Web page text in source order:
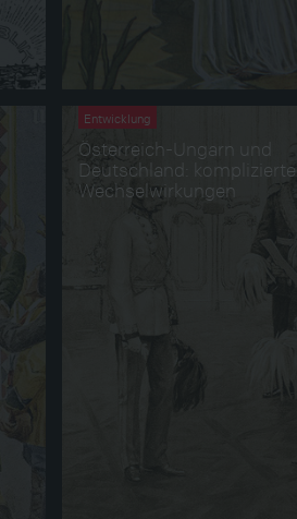
Entwicklung
Österreich-Ungarn und
Deutschland: komplizierte
Wechselwirkungen